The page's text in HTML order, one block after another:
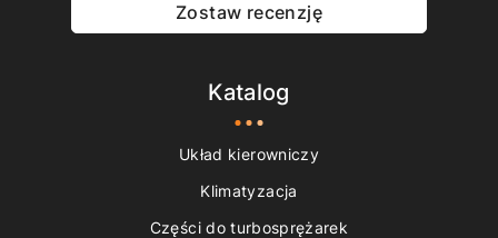
Zostaw recenzję
Katalog
Układ kierowniczy
Klimatyzacja
Części do turbosprężarek